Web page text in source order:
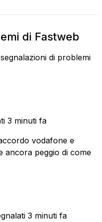
di Fastweb
di problemi
3 minuti fa
vodafone e
ancora peggio di come
3 minuti fa